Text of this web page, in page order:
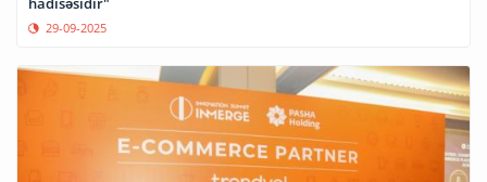
29-09-2025